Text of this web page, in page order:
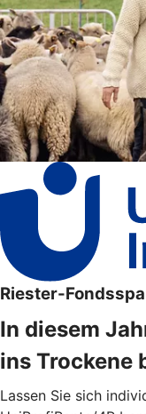
Riester-
In diesem
ins Trockene
Lassen Sie sich